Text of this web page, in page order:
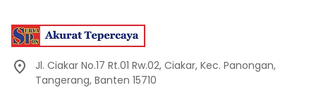
Jl. Ciakar No.17 Rt.01 Rw.02, Ciakar, Kec. Panongan,
Tangerang, Banten 15710